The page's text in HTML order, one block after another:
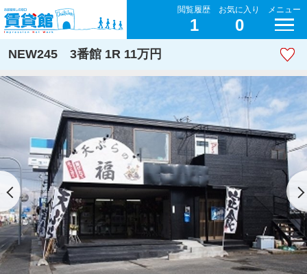
閲覧履歴
1
お気に入り
0
メニュー
NEW245 3番館 1R 11万円